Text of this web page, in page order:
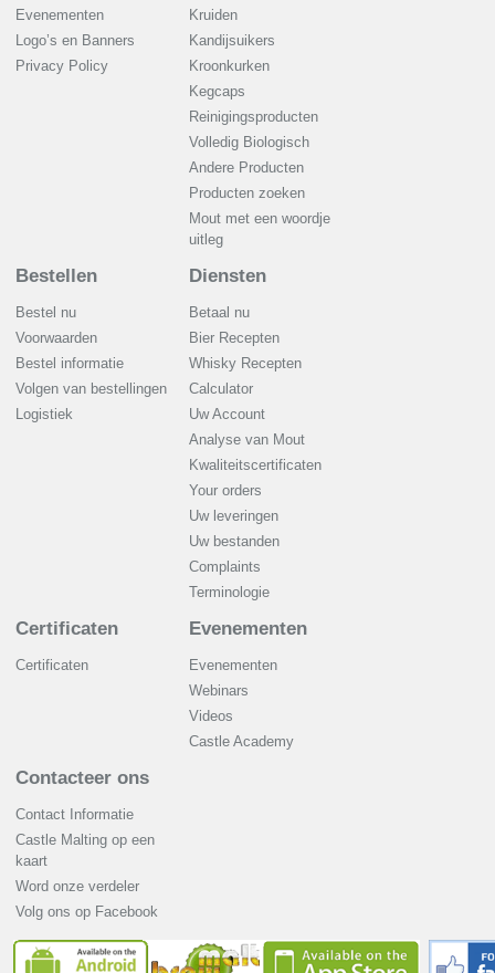
Evenementen
Logo’s en Banners
Privacy Policy
Kruiden
Kandijsuikers
Kroonkurken
Kegcaps
Reinigingsproducten
Volledig Biologisch
Andere Producten
Producten zoeken
Mout met een woordje
uitleg
Bestellen
Bestel nu
Voorwaarden
Bestel informatie
Volgen van bestellingen
Logistiek
Diensten
Betaal nu
Bier Recepten
Whisky Recepten
Calculator
Uw Account
Analyse van Mout
Kwaliteitscertificaten
Your orders
Uw leveringen
Uw bestanden
Complaints
Terminologie
Certificaten
Certificaten
Evenementen
Evenementen
Webinars
Videos
Castle Academy
Contacteer ons
Contact Informatie
Castle Malting op een
kaart
Word onze verdeler
Volg ons op Facebook